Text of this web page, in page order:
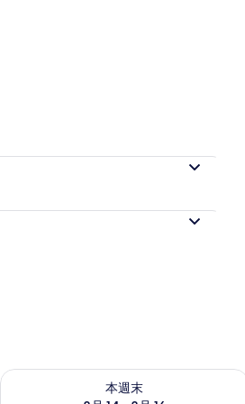
本週末
查看本週末 (8月 14 - 8月 16) 的供應情